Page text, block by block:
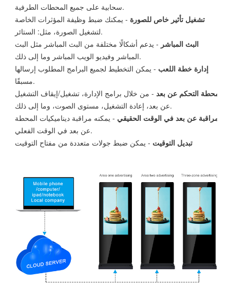
سحابية على جميع المحطات الطرفية.
تشغيل تأثير خاص للصورة - يمكنك ضبط وظيفة المؤثرات الخاصة
لتشغيل الصورة، مثل: الستائر.
البث المباشر - يدعم أشكالًا مختلفة من البث المباشر مثل البث
المباشر وفيديو الويب المباشر وما إلى ذلك.
إدارة خطة اللعب - يمكن التخطيط لجميع البرامج المطلوب إرسالها
مسبقًا.
محطة التحكم عن بعد - من خلال برامج الإدارة، تشغيل/إيقاف التشغيل
عن بعد، إعادة التشغيل، مستوى الصوت، وما إلى ذلك.
مراقبة عن بعد في الوقت الحقيقي - يمكنه مراقبة ديناميكيات المحطة
عن بعد في الوقت الفعلي.
تبديل التوقيت - يمكن ضبط جولات متعددة من مفتاح التوقيت